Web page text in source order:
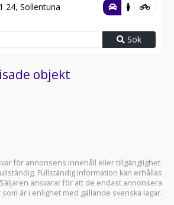
24, Sollentuna
Sök
objekt
för annonsens innehåll eller tillgänglighet.
Fullständig information kan erhållas
ansvarar för att de endast annonsera
är i enlighet med gällande svenska lagar.